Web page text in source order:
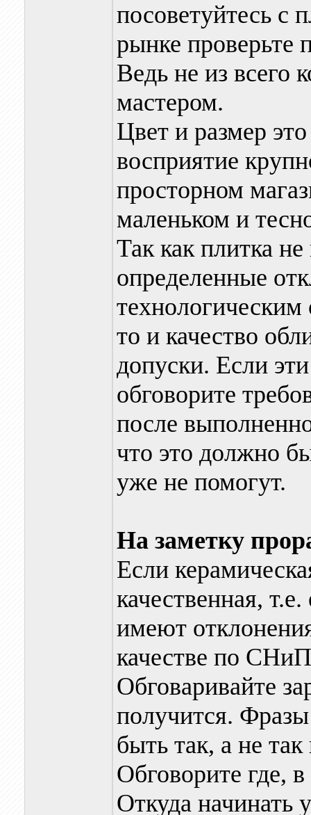
посоветуйтесь с
рынке проверьте
Ведь не из всего
мастером.
Цвет и размер
восприятие
просторном
маленьком и
Так как плитка
определенные
технологическим
то и качество
допуски. Если
обговорите
после
что это должно
уже не помогут.
На заметку
Если
качественная,
имеют
качестве по
Обговаривайте
получится.
быть так, а не
Обговорите где, в
Откуда начинать